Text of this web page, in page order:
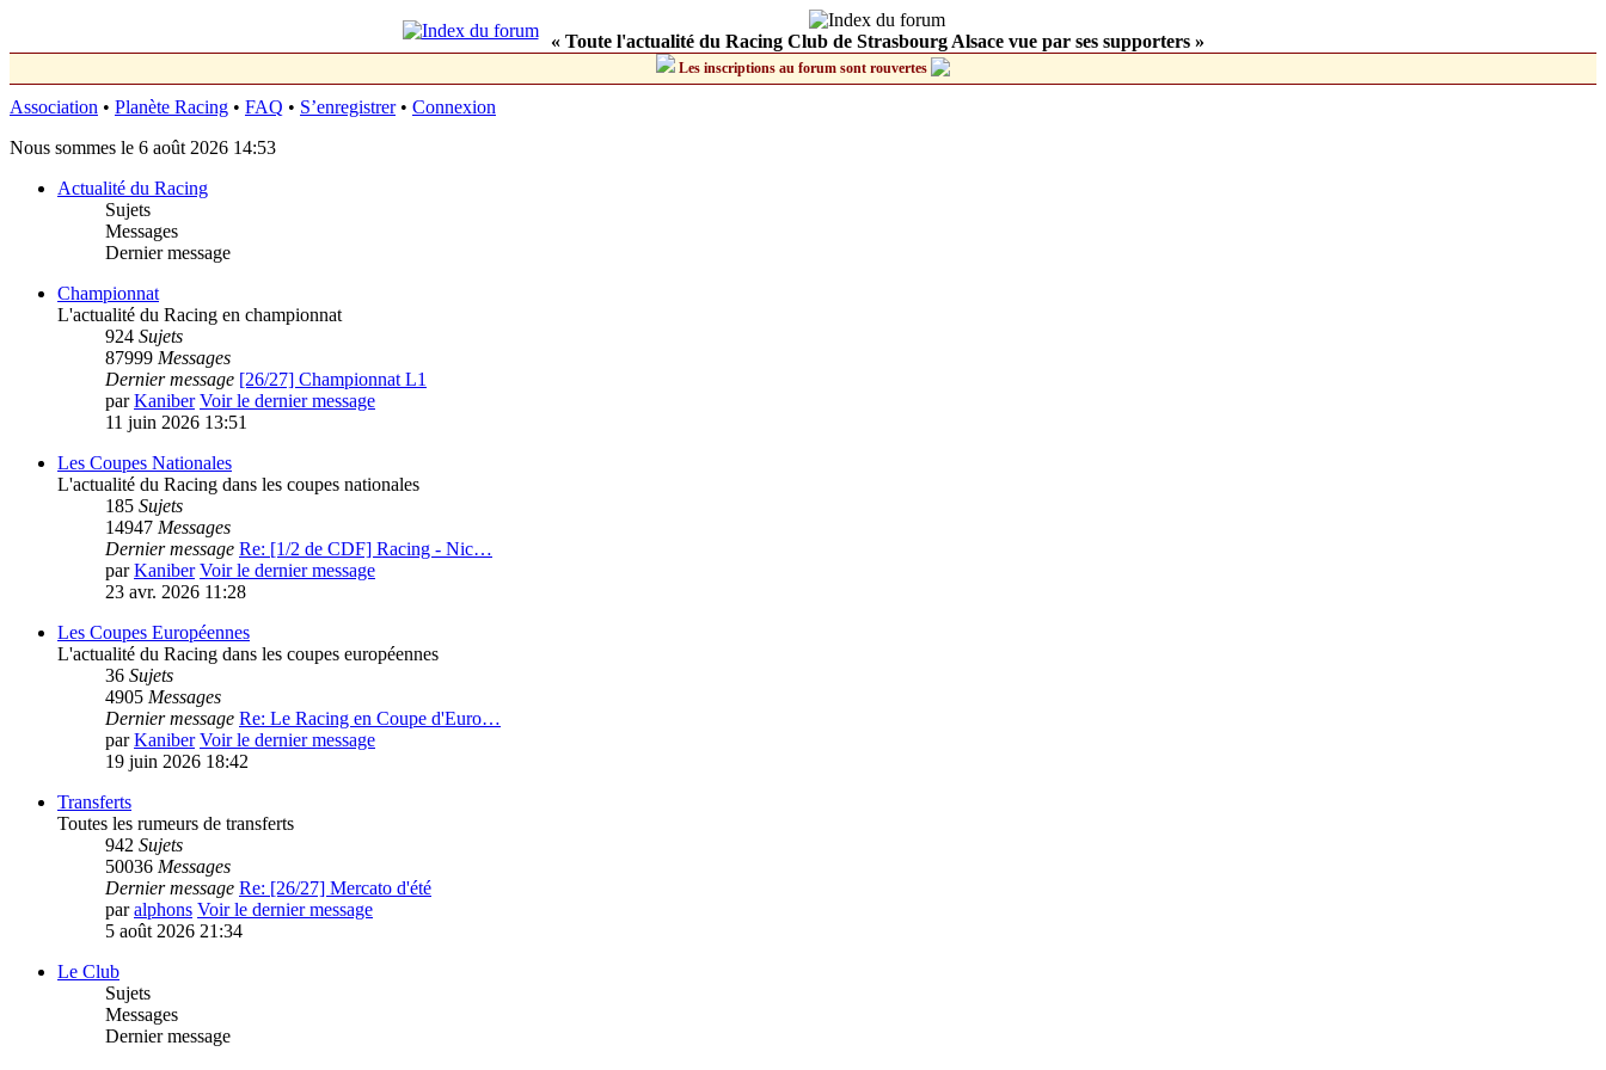
« Toute l'actualité du Racing Club de Strasbourg Alsace vue par ses supporters »
Les inscriptions au forum sont rouvertes
Association • Planète Racing • FAQ • S’enregistrer• Connexion
Nous sommes le 6 août 2026 14:53
Actualité du Racing
Sujets
Messages
Dernier message
Championnat
L'actualité du Racing en championnat
924 Sujets
87999 Messages
Dernier message [26/27] Championnat L1
parKaniber Voir le dernier message
11 juin 2026 13:51
Les Coupes Nationales
L'actualité du Racing dans les coupes nationales
185 Sujets
14947 Messages
Dernier message Re: [1/2 de CDF] Racing - Nic…
parKaniber Voir le dernier message
23 avr. 2026 11:28
Les Coupes Européennes
L'actualité du Racing dans les coupes européennes
36 Sujets
4905 Messages
Dernier message Re: Le Racing en Coupe d'Euro…
parKaniber Voir le dernier message
19 juin 2026 18:42
Transferts
Toutes les rumeurs de transferts
942 Sujets
50036 Messages
Dernier message Re: [26/27] Mercato d'été
paralphons Voir le dernier message
5 août 2026 21:34
Le Club
Sujets
Messages
Dernier message